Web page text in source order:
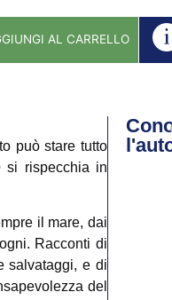
AL CARRELLO
può stare tutto
si rispecchia in
il mare, dai
Racconti di
salvataggi, e di
del